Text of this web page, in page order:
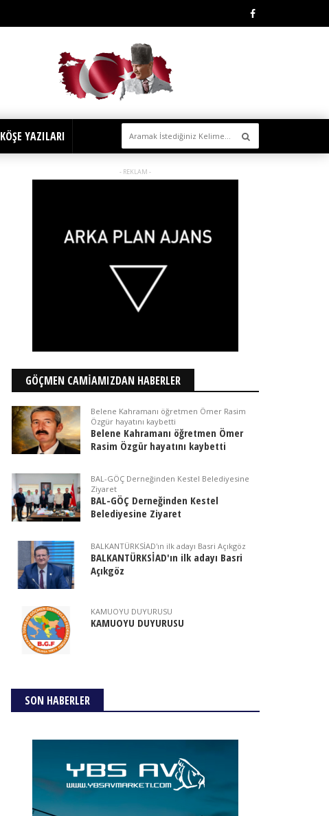
KÖŞE YAZILARI
- REKLAM -
GÖÇMEN CAMİAMIZDAN HABERLER
Belene Kahramanı öğretmen Ömer Rasim
Özgür hayatını kaybetti
Belene Kahramanı öğretmen Ömer
Rasim Özgür hayatını kaybetti
BAL-GÖÇ Derneğinden Kestel Belediyesine
Ziyaret
BAL-GÖÇ Derneğinden Kestel
Belediyesine Ziyaret
BALKANTÜRKSİAD'ın ilk adayı Basri Açıkgöz
BALKANTÜRKSİAD'ın ilk adayı Basri
Açıkgöz
KAMUOYU DUYURUSU
KAMUOYU DUYURUSU
SON HABERLER